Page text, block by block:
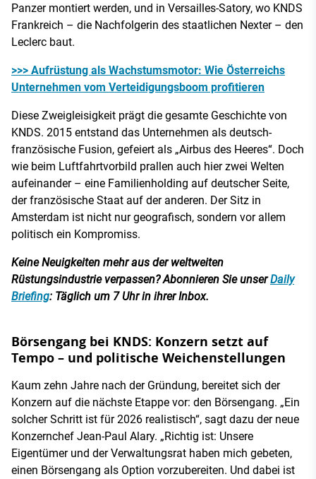
Panzer montiert werden, und in Versailles-Satory, wo KNDS
Frankreich – die Nachfolgerin des staatlichen Nexter – den
Leclerc baut.
>>> Aufrüstung als Wachstumsmotor: Wie Österreichs
Unternehmen vom Verteidigungsboom profitieren
Diese Zweigleisigkeit prägt die gesamte Geschichte von
KNDS. 2015 entstand das Unternehmen als deutsch-
französische Fusion, gefeiert als „Airbus des Heeres“. Doch
wie beim Luftfahrtvorbild prallen auch hier zwei Welten
aufeinander – eine Familienholding auf deutscher Seite,
der französische Staat auf der anderen. Der Sitz in
Amsterdam ist nicht nur geografisch, sondern vor allem
politisch ein Kompromiss.
Keine Neuigkeiten mehr aus der weltweiten
Rüstungsindustrie verpassen? Abonnieren Sie unserDaily
Briefing: Täglich um 7 Uhr in ihrer Inbox.
Börsengang bei KNDS: Konzern setzt auf
Tempo – und politische Weichenstellungen
Kaum zehn Jahre nach der Gründung, bereitet sich der
Konzern auf die nächste Etappe vor: den Börsengang. „Ein
solcher Schritt ist für 2026 realistisch“, sagt dazu der neue
Konzernchef Jean-Paul Alary. „Richtig ist: Unsere
Eigentümer und der Verwaltungsrat haben mich gebeten,
einen Börsengang als Option vorzubereiten. Und dabei ist